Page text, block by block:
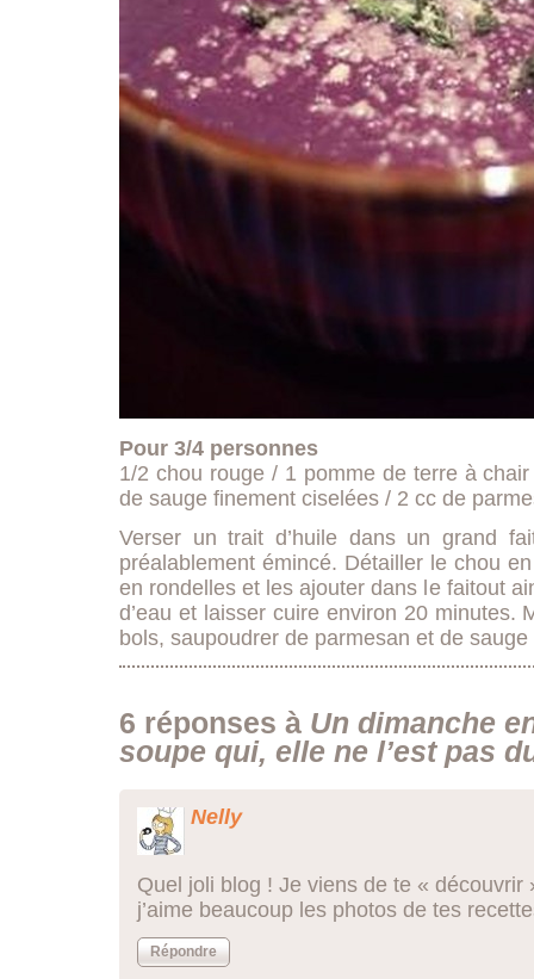
Pour 3/4 personnes
1/2 chou rouge / 1 pomme de terre à
de sauge finement ciselées / 2 cc de
Verser un trait d’huile dans un grand
préalablement émincé. Détailler le chou
en rondelles et les ajouter dans le faitout
d’eau et laisser cuire environ 20 minutes.
bols, saupoudrer de parmesan et de
6 réponses à Un dimanche
soupe qui, elle ne l’est pas
Nelly
Quel joli blog ! Je viens de te « découvrir
j’aime beaucoup les photos de tes
Répondre